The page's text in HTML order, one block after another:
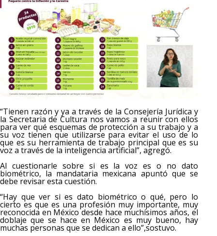
“Tienen razón y ya a través de la Consejería Jurídica y
la Secretaria de Cultura nos vamos a reunir con ellos
para ver qué esquemas de protección a su trabajo y a
su voz tienen que utilizarse para evitar el uso de lo
que es su herramienta de trabajo principal que es su
voz a través de la inteligencia artificial”, agregó.
Al cuestionarle sobre si es la voz es o no dato
biométrico, la mandataria mexicana apuntó que se
debe revisar esta cuestión.
“Hay que ver si es dato biométrico o qué, pero lo
cierto es que es una profesión muy importante, muy
reconocida en México desde hace muchísimos años, el
doblaje que se hace en México es muy bueno, hay
muchas personas que se dedican a ello”,sostuvo.